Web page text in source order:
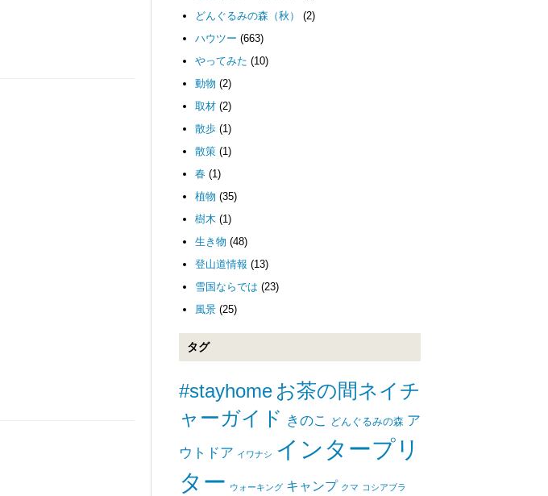
どんぐるみの森（秋）
(2)
ハウツー (663)
やってみた (10)
動物 (2)
取材 (2)
散歩 (1)
散策 (1)
春 (1)
植物 (35)
樹木 (1)
生き物 (48)
登山道情報 (13)
雪国ならでは (23)
風景 (25)
タグ
#stayhome お茶の間ネイチ
ャーガイド きのこ どんぐるみの森 ア
ウトドア イワナシ インタープリ
ター ウォーキング キャンプ クマ コシアブラ